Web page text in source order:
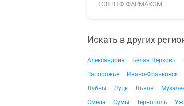
ТОВ ВТФ ФАРМАКОМ
Искать в других
Александрия Белая Церковь
Запорожье
Ивано-Франковск
Лубны
Луцк Львов
Смела
Сумы Тернополь